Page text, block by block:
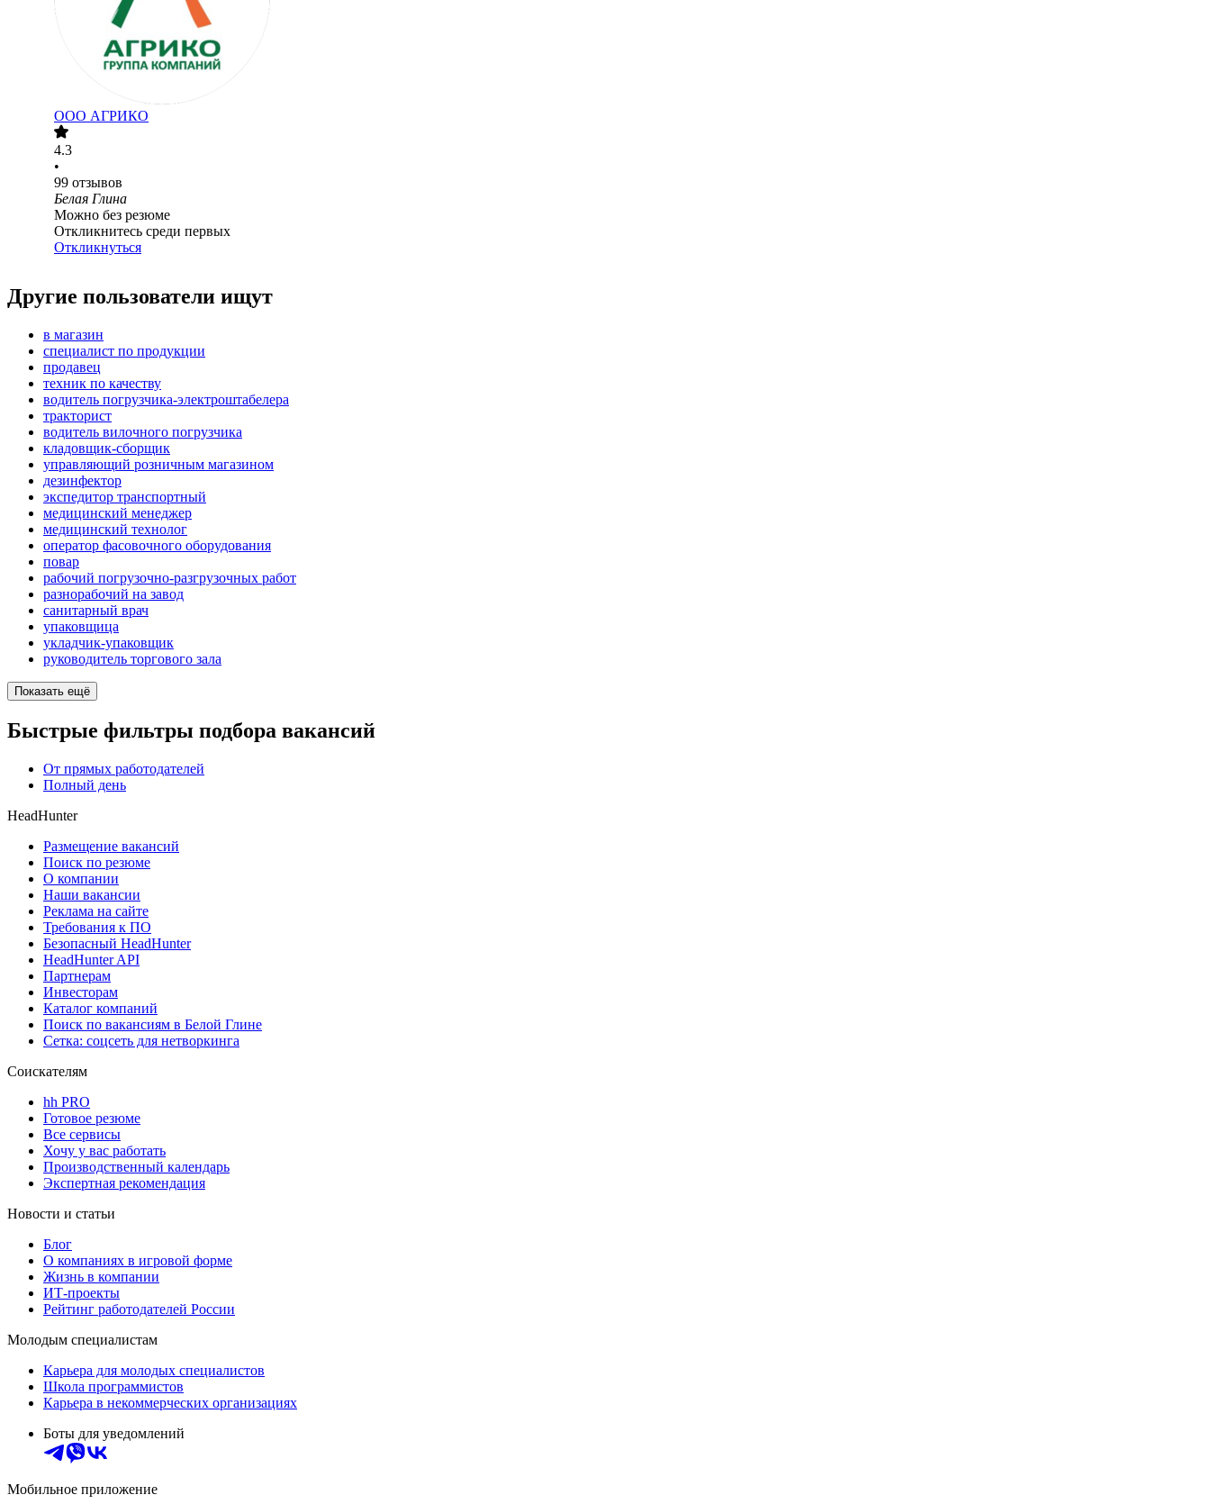
ООО АГРИКО
4.3
•
99 отзывов
Белая Глина
Можно без резюме
Откликнитесь среди первых
Откликнуться
Другие пользователи ищут
в магазин
специалист по продукции
продавец
техник по качеству
водитель погрузчика-электроштабелера
тракторист
водитель вилочного погрузчика
кладовщик-сборщик
управляющий розничным магазином
дезинфектор
экспедитор транспортный
медицинский менеджер
медицинский технолог
оператор фасовочного оборудования
повар
рабочий погрузочно-разгрузочных работ
разнорабочий на завод
санитарный врач
упаковщица
укладчик-упаковщик
руководитель торгового зала
Показать ещё
Быстрые фильтры подбора вакансий
От прямых работодателей
Полный день
HeadHunter
Размещение вакансий
Поиск по резюме
О компании
Наши вакансии
Реклама на сайте
Требования к ПО
Безопасный HeadHunter
HeadHunter API
Партнерам
Инвесторам
Каталог компаний
Поиск по вакансиям в Белой Глине
Сетка: соцсеть для нетворкинга
Соискателям
hh PRO
Готовое резюме
Все сервисы
Хочу у вас работать
Производственный календарь
Экспертная рекомендация
Новости и статьи
Блог
О компаниях в игровой форме
Жизнь в компании
ИТ-проекты
Рейтинг работодателей России
Молодым специалистам
Карьера для молодых специалистов
Школа программистов
Карьера в некоммерческих организациях
Боты для уведомлений
Мобильное приложение